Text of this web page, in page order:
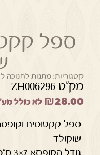
ספל
קטגוריות: מתנות לחנוכה
מק"ט ZH006296
₪28.00 לא כולל
שוקולד